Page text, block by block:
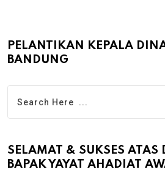
PELANTIKAN KEPALA
BANDUNG
SELAMAT & SUKSES ATAS
BAPAK YAYAT AHADIAT